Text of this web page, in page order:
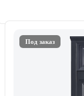
Под заказ